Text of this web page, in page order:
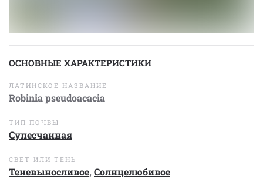
ОСНОВНЫЕ ХАРАКТЕРИСТИКИ
ЛАТИНСКОЕ НАЗВАНИЕ
Robinia pseudoacacia
ТИП ПОЧВЫ
Супесчанная
СВЕТ ИЛИ ТЕНЬ
Теневыносливое, Солнцелюбивое